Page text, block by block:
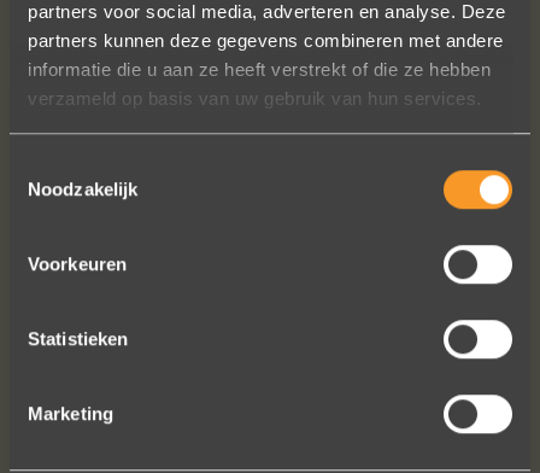
partners voor social media, adverteren en analyse. Deze
partners kunnen deze gegevens combineren met andere
informatie die u aan ze heeft verstrekt of die ze hebben
verzameld op basis van uw gebruik van hun services.
Noodzakelijk
Voorkeuren
Statistieken
Marketing